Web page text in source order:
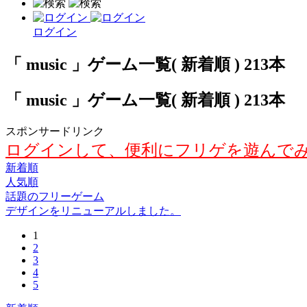
ログイン
「 music 」ゲーム一覧( 新着順 ) 213本
「 music 」ゲーム一覧( 新着順 ) 213本
スポンサードリンク
ログインして、便利にフリゲを遊んで
新着順
人気順
話題のフリーゲーム
デザインをリニューアルしました。
1
2
3
4
5